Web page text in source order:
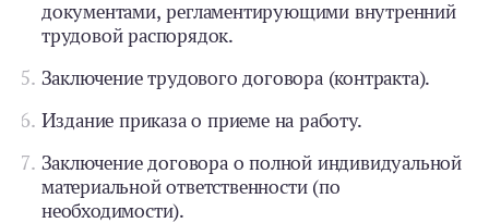
документами, регламентирующими внутренний
трудовой распорядок.
Заключение трудового договора (контракта).
Издание приказа о приеме на работу.
Заключение договора о полной индивидуальной
материальной ответственности (по
необходимости).